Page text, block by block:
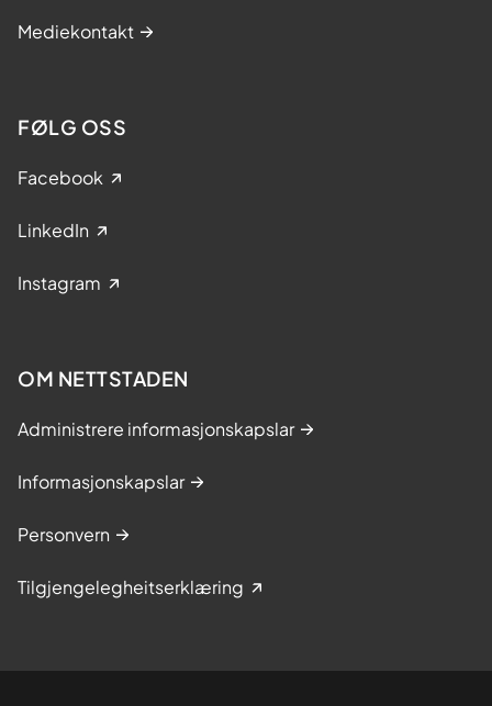
Mediekontakt
FØLG OSS
Facebook
LinkedIn
Instagram
OM NETTSTADEN
Administrere informasjonskapslar
Informasjonskapslar
Personvern
Tilgjengelegheitserklæring